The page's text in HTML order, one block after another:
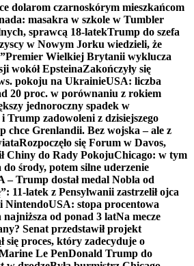
dolarom czarnoskórym mieszkańcom
masakra w szkole w Tumbler
sprawcą 18-latekTrump do szefa
w Nowym Jorku wiedzieli, że
Premier Wielkiej Brytanii wyklucza
wokół EpsteinaZakończyły się
pokoju na UkrainieUSA: liczba
20 proc. w porównaniu z rokiem
jednoroczny spadek w
i Trump zadowoleni z dzisiejszego
chce Grenlandii. Bez wojska – ale z
Rozpoczęło się Forum w Davos,
Chiny do Rady PokojuChicago: w tym
środy, potem silne uderzenie
– Trump dostał medal Nobla od
11-latek z Pensylwanii zastrzelił ojca
NintendoUSA: stopa procentowa
od ponad 3 latNa mecze
Senat przedstawił projekt
się proces, który zadecyduje o
Le PenDonald Trump do